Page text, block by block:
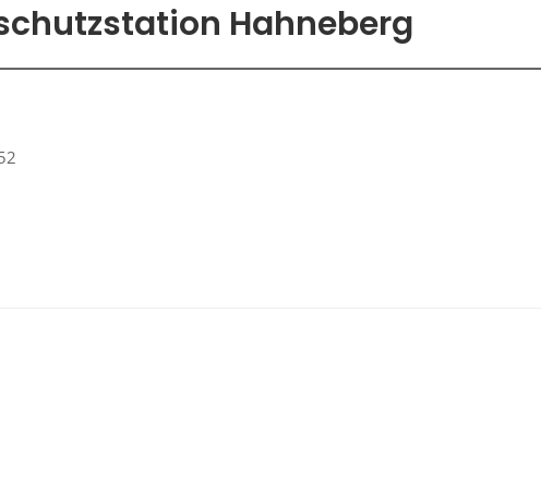
Hahneberg